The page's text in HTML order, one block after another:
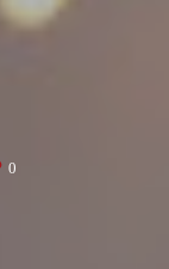
0